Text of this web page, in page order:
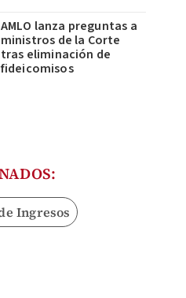
AMLO lanza preguntas a
ministros de la Corte
tras eliminación de
fideicomisos
Ingresos